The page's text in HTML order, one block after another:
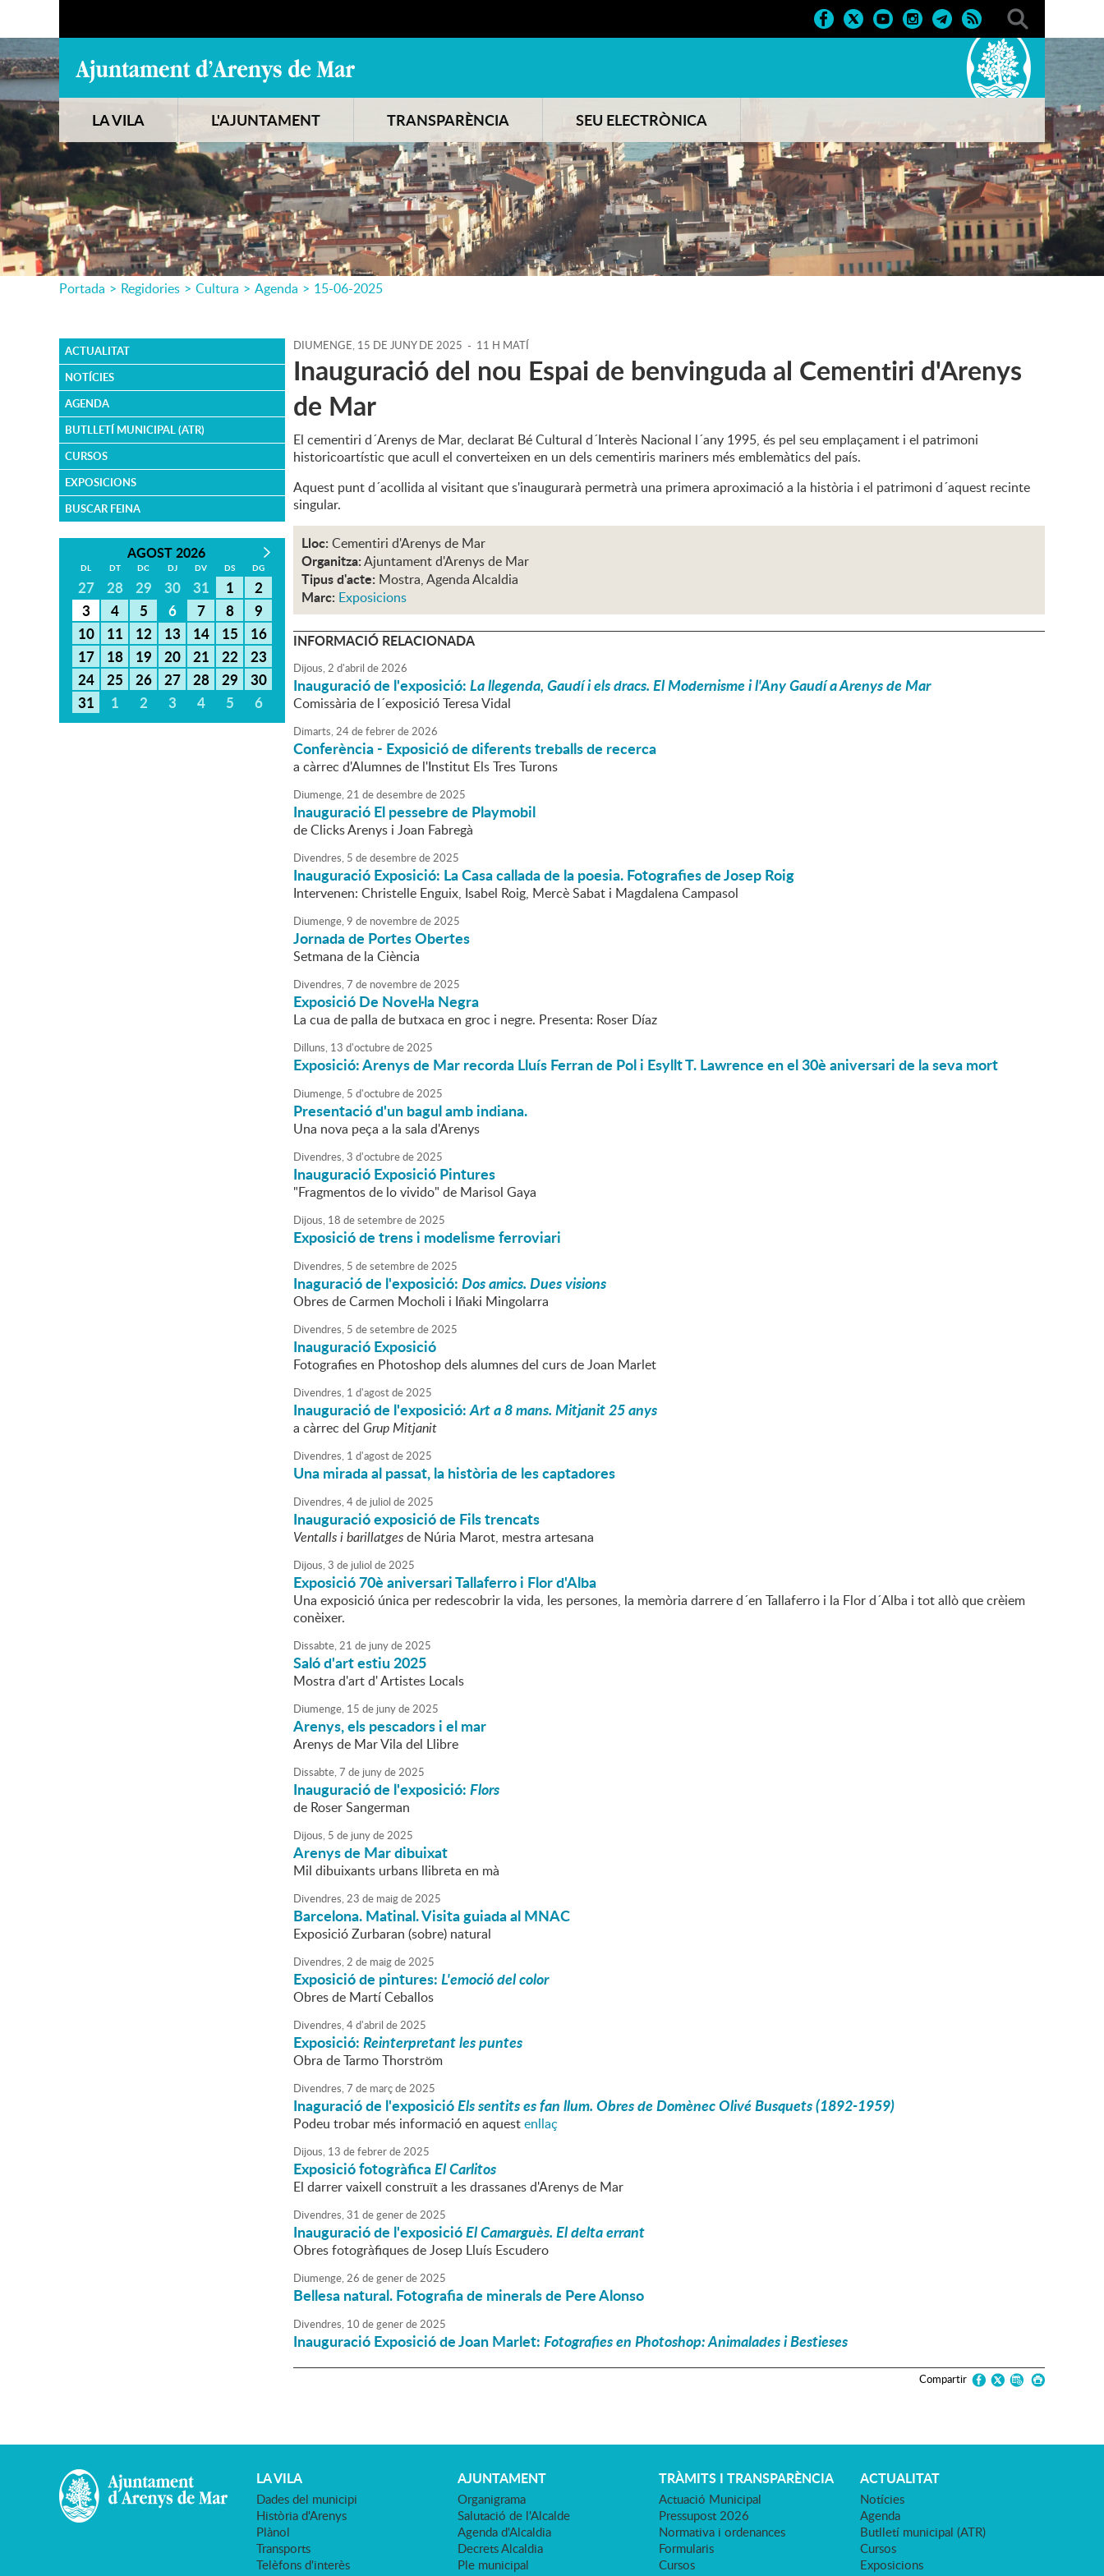
LA VILA L'AJUNTAMENT TRANSPARÈNCIA SEU ELECTRÒNICA
Portada > Regidories > Cultura > Agenda > 15-06-2025
ACTUALITAT
NOTÍCIES
AGENDA
BUTLLETÍ MUNICIPAL (ATR)
CURSOS
EXPOSICIONS
BUSCAR FEINA
AGOST 2026
DL DT DC DJ DV DS DG
27 28 29 30 31 1
2
3
4 5 6 7 8
9
10
11 12 13 14 15
16
17
18 19 20 21 22
23
24
25 26 27 28 29
30
31
1 2 3 4 5 6
DIUMENGE, 15 DE JUNY DE 2025 - 11 H MATÍ
Inauguració del nou Espai de benvinguda al Cementiri d'Arenys
de Mar
El cementiri d´Arenys de Mar, declarat Bé Cultural d´Interès Nacional l´any 1995, és pel seu emplaçament i el patrimoni
historicoartístic que acull el converteixen en un dels cementiris mariners més emblemàtics del país.
Aquest punt d´acollida al visitant que s'inaugurarà permetrà una primera aproximació a la història i el patrimoni d´aquest recinte
singular.
Lloc: Cementiri d'Arenys de Mar
Organitza:Ajuntament d'Arenys de Mar
Tipus d'acte: Mostra, Agenda Alcaldia
Marc: Exposicions
INFORMACIÓ RELACIONADA
Dijous,2 d'abril de2026
Inauguració de l'exposició:La llegenda, Gaudí i els dracs. El Modernisme i l'Any Gaudí a Arenys de Mar
Comissària de l´exposició Teresa Vidal
Dimarts,24defebrerde2026
Conferència - Exposició de diferents treballs de recerca
a càrrec d'Alumnes de l'Institut Els Tres Turons
Diumenge,21 dedesembrede2025
Inauguració El pessebre de Playmobil
de Clicks Arenys i Joan Fabregà
Divendres, 5 dedesembrede2025
Inauguració Exposició: La Casa callada de la poesia. Fotografies de Josep Roig
Intervenen: Christelle Enguix, Isabel Roig, Mercè Sabat i Magdalena Campasol
Diumenge,9 de novembrede2025
Jornada de Portes Obertes
Setmana de la Ciència
Divendres,7 de novembrede2025
Exposició De Novel·la Negra
La cua de palla de butxaca en groc i negre. Presenta: Roser Díaz
Dilluns, 13 d'octubrede2025
Exposició: Arenys de Mar recorda Lluís Ferran de Pol i Esyllt T. Lawrence en el 30è aniversari de la seva mort
Diumenge, 5 d'octubrede2025
Presentació d'un bagul amb indiana.
Una nova peça a la sala d'Arenys
Divendres,3 d'octubrede2025
Inauguració Exposició Pintures
"Fragmentos de lo vivido" de Marisol Gaya
Dijous, 18 desetembrede2025
Exposició de trens i modelisme ferroviari
Divendres, 5 desetembrede2025
Inaguració de l'exposició:Dos amics. Dues visions
Obres de Carmen Mocholi i Iñaki Mingolarra
Divendres, 5 desetembrede2025
Inauguració Exposició
Fotografies en Photoshop dels alumnes del curs de Joan Marlet
Divendres, 1 d'agostde2025
Inauguració de l'exposició:Art a 8 mans. Mitjanit 25 anys
a càrrec del GrupMitjanit
Divendres, 1 d'agostde2025
Una mirada al passat, la història de les captadores
Divendres,4de juliol de2025
Inauguració exposició de Fils trencats
Ventalls i barillatgesde Núria Marot, mestra artesana
Dijous,3 de juliol de2025
Exposició 70è aniversari Tallaferro i Flor d'Alba
Una exposició única per redescobrir la vida, les persones, la memòria darrere d´en Tallaferro i la Flor d´Alba i tot allò que crèiem
conèixer.
Dissabte,21 de junyde2025
Saló d'art estiu 2025
Mostra d'art d' Artistes Locals
Diumenge, 15 de junyde2025
Arenys, els pescadors i el mar
Arenys de Mar Vila del Llibre
Dissabte,7 de junyde2025
Inauguració de l'exposició:Flors
de Roser Sangerman
Dijous, 5 de junyde2025
Arenys de Mar dibuixat
Mil dibuixants urbans llibreta en mà
Divendres,23 de maigde2025
Barcelona. Matinal. Visita guiada al MNAC
Exposició Zurbaran (sobre) natural
Divendres,2 de maigde2025
Exposició de pintures:L'emoció del color
Obres de Martí Ceballos
Divendres,4d'abril de2025
Exposició:Reinterpretant les puntes
Obra de Tarmo Thorström
Divendres,7 de marçde2025
Inaguració de l'exposicióEls sentits es fan llum. Obres de Domènec Olivé Busquets (1892-1959)
Podeu trobar més informació en aquestenllaç
Dijous, 13 defebrerde2025
Exposició fotogràficaEl Carlitos
El darrer vaixell construït a les drassanes d'Arenys de Mar
Divendres,31 degenerde2025
Inauguració de l'exposicióEl Camarguès. El delta errant
Obres fotogràfiques de Josep Lluís Escudero
Diumenge,26 degenerde2025
Bellesa natural. Fotografia de minerals de Pere Alonso
Divendres, 10 degenerde2025
Inauguració Exposició de Joan Marlet:Fotografies en Photoshop: Animalades i Bestieses
Compartir
LA VILA
Dades del municipi
Història d'Arenys
Plànol
Transports
Telèfons d'interès
AJUNTAMENT
Organigrama
Salutació de l'Alcalde
Agenda d'Alcaldia
Decrets Alcaldia
Ple municipal
TRÀMITS I TRANSPARÈNCIA
Actuació Municipal
Pressupost 2026
Normativa i ordenances
Formularis
Cursos
ACTUALITAT
Notícies
Agenda
Butlletí municipal (ATR)
Cursos
Exposicions